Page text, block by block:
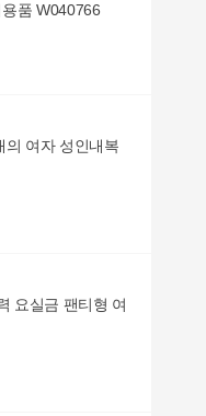
품 W040766
의 여자 성인내복
요실금 팬티형 여